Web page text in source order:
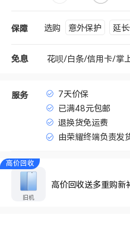
保障 选购 意外保护 延
免息
服务
7天价保
已满48元包邮
退换货免运费
由荣耀终端负责发
高价回收
旧机
高价回收送多重购新